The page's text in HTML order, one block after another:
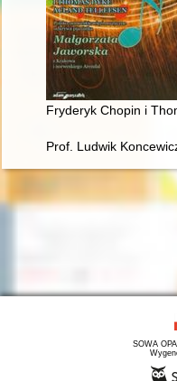
Fryderyk Chopin i
Prof. Ludwik
SOWA